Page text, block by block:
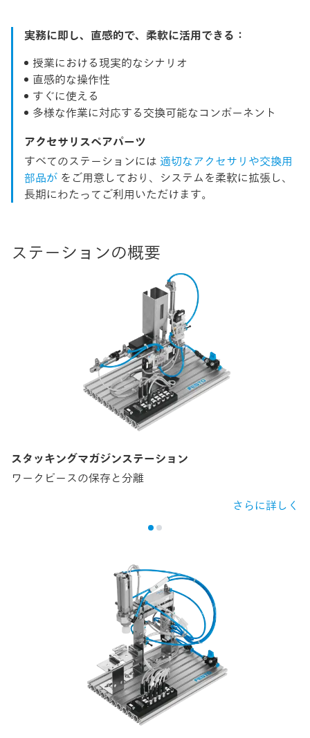
実務に即し、直感的で、柔軟に活用できる：
授業における現実的なシナリオ
直感的な操作性
すぐに使える
多様な作業に対応する交換可能なコンポーネント
アクセサリスペアパーツ
すべてのステーションには 適切なアクセサリや交換用
部品が をご用意しており、システムを柔軟に拡張し、
長期にわたってご利用いただけます。
ステーションの概要
スタッキングマガジンステーション
ワークピースの保存と分離
さらに詳しく